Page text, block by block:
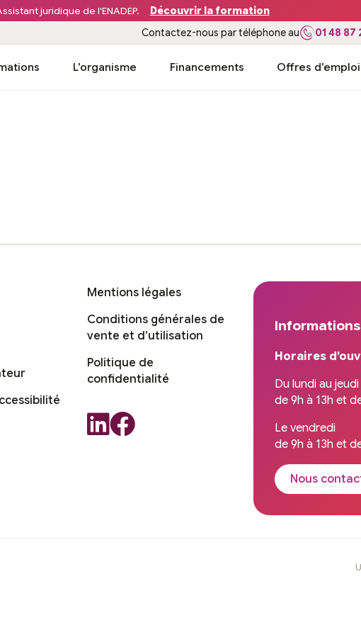
juridique de l'ENADEP.
Découvrir la formation
Contactez-nous par téléphone au
01 48 87
L’organisme Financements Offres
Mentions légales
Conditions générales de
vente et d’utilisation
Politique de
confidentialité
Horaires
Du lundi au jeudi
de 9h à 13h et
Le vendredi
de 9h à 13h et
Nous